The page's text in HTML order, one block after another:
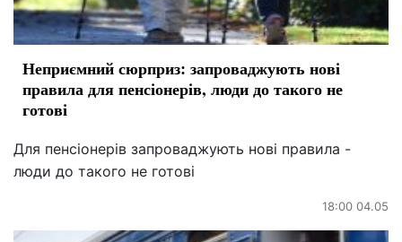
Неприємний сюрприз: запроваджують нові
правила для пенсіонерів, люди до такого не
готові
Для пенсіонерів запроваджують нові правила -
люди до такого не готові
18:00 04.05